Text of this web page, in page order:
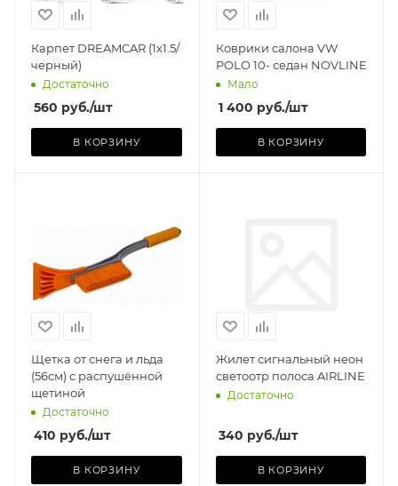
Карпет DREAMCAR (1x1.5/
черный)
Достаточно
560 руб./шт
В КОРЗИНУ
Коврики салона VW
POLO 10- седан NOVLINE
Мало
1 400 руб./шт
В КОРЗИНУ
Щетка от снега и льда
(56см) с распушённой
щетиной
Достаточно
410 руб./шт
В КОРЗИНУ
Базовая единица
Жилет сигнальный неон
светоотр полоса AIRLINE
Достаточно
340 руб./шт
В КОРЗИНУ